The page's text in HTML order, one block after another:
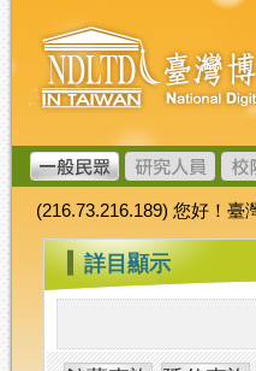
跳
到
主
要
內
容
臺
灣
博
碩
士
論
文
加
值
系
統
(216.73.216.189) 您好！臺
::: 詳目顯示